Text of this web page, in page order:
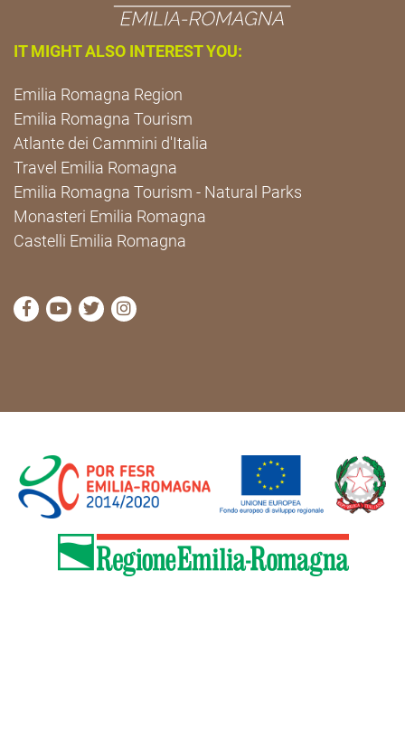
IT MIGHT ALSO INTEREST YOU:
Emilia Romagna Region
Emilia Romagna Tourism
Atlante dei Cammini d'Italia
Travel Emilia Romagna
Emilia Romagna Tourism - Natural Parks
Monasteri Emilia Romagna
Castelli Emilia Romagna
visit Cammini Emilia-Romagna Facebook profile
visit Cammini Emilia-Romagna YouTube profile
visit Cammini Emilia-Romagna Twitter
visit Cammini Emilia-Romagna